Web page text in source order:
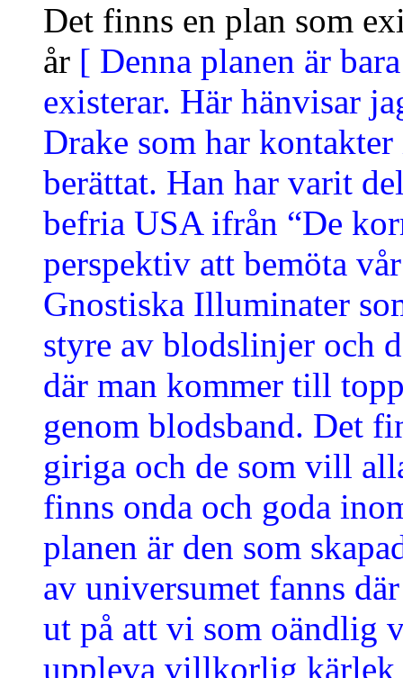
Det finns en plan som
år [ Denna planen är
existerar. Här hänvisar
Drake som har
berättat. Han har varit
befria USA ifrån “De
perspektiv att bemöta
Gnostiska Illuminater
styre av blodslinjer och
där man kommer till
genom blodsband. Det
giriga och de som vill
finns onda och goda
planen är den som
av universumet fanns
ut på att vi som oändlig
uppleva villkorlig kärlek